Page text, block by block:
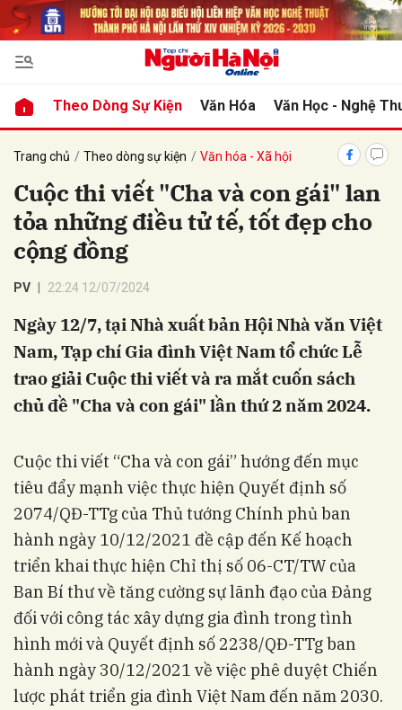
Theo Dòng Sự Kiện Văn Hóa Văn Học - Nghệ
Trang chủ Theo dòng sự kiện Văn hóa - Xã hội
Cuộc thi viết "Cha và con gái" lan
tỏa những điều tử tế, tốt đẹp cho
cộng đồng
PV 22:24 12/07/2024
Ngày 12/7, tại Nhà xuất bản Hội Nhà văn Việt
Nam, Tạp chí Gia đình Việt Nam tổ chức Lễ
trao giải Cuộc thi viết và ra mắt cuốn sách
chủ đề "Cha và con gái" lần thứ 2 năm 2024.
Cuộc thi viết “Cha và con gái” hướng đến mục
tiêu đẩy mạnh việc thực hiện Quyết định số
2074/QĐ-TTg của Thủ tướng Chính phủ ban
hành ngày 10/12/2021 đề cập đến Kế hoạch
triển khai thực hiện Chỉ thị số 06-CT/TW của
Ban Bí thư về tăng cường sự lãnh đạo của Đảng
đối với công tác xây dựng gia đình trong tình
hình mới và Quyết định số 2238/QĐ-TTg ban
hành ngày 30/12/2021 về việc phê duyệt Chiến
lược phát triển gia đình Việt Nam đến năm 2030.
luận